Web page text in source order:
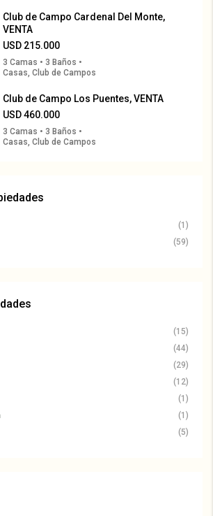
Club de Campo Cardenal Del Monte,
VENTA
USD 215.000
3 Camas • 3 Baños •
Casas, Club de Campos
Club de Campo Los Puentes, VENTA
USD 460.000
3 Camas • 3 Baños •
Casas, Club de Campos
(1)
(59)
(15)
(44)
(29)
(12)
(1)
(1)
(5)